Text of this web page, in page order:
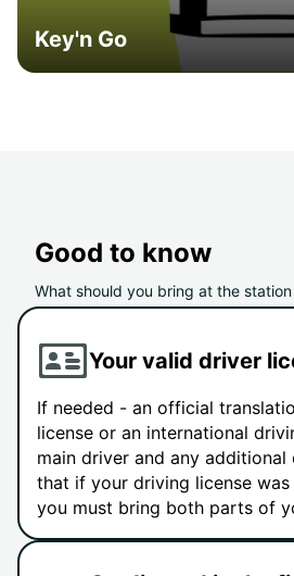
Key'n Go
Good to know
What should you bring at the station
Your valid driver
If needed - an official
license or an international
main driver and any additional
that if your driving license was
you must bring both parts of